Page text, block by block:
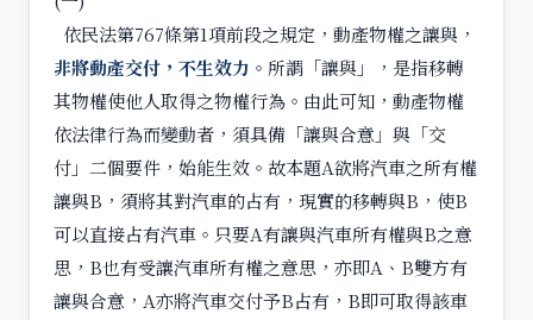
依民法第767條第1項前段之規定，動產物權之讓與，
非將動產交付，不生效力 。所謂「讓與」，是指移轉
其物權使他人取得之物權行為。由此可知，動產物權
依法律行為而變動者，須具備「讓與合意」與「交
付」二個要件，始能生效。故本題A欲將汽車之所有權
讓與B，須將其對汽車的占有，現實的移轉與B，使B
可以直接占有汽車。只要A有讓與汽車所有權與B之意
思，B也有受讓汽車所有權之意思，亦即A、B雙方有
讓與合意，A亦將汽車交付予B占有，B即可取得該車